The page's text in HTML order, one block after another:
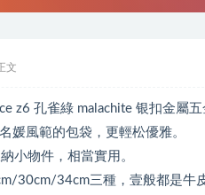
文
z6 孔雀綠 malachite 银扣金屬五
媛風範的包袋，更輕松優雅。
小物件，相當實用。
30cm/34cm三種，壹般都是牛